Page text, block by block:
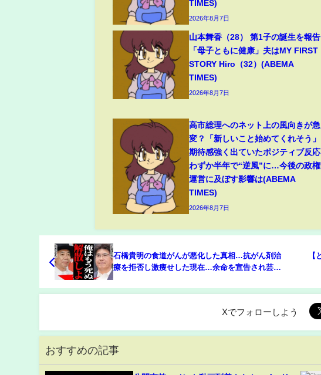
TIMES)
2026年8月7日
山本舞香（28） 第1子の誕生を報告
「母子ともに健康」夫はMY FIRST
STORY Hiro（32）(ABEMA
TIMES)
2026年8月7日
高市総理へのネット上の風向きが急
変？「新しいこと始めてくれそう」
期待感強く出ていたポジティブ反応
わずか半年で“逆風”に…今後の政権
運営に及ぼす影響は(ABEMA
TIMES)
2026年8月7日
石橋貴明の食道がんが悪化した真相…抗がん剤治
療を拒否し激痩せした現在…余命を宣告され芸能
アルコール依存…『とんねるず』が自然消滅して
【
Xでフォローしよう
おすすめの記事